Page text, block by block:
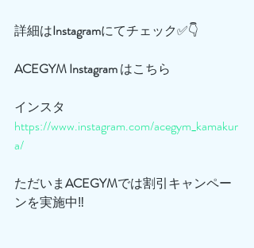
詳細はInstagramにてチェック✅👇
ACEGYMInstagram はこちら
インスタ
https://www.instagram.com/acegym_kamakur
a/
ただいまACEGYMでは割引キャンペー
ンを実施中‼️